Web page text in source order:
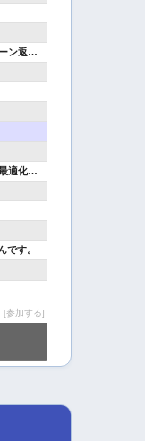
る方へ
日記
です。
参加する